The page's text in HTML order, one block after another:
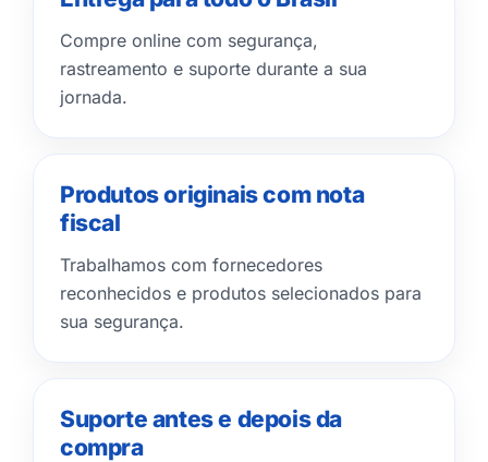
Compre online com segurança,
rastreamento e suporte durante a sua
jornada.
Produtos originais com nota
fiscal
Trabalhamos com fornecedores
reconhecidos e produtos selecionados para
sua segurança.
Suporte antes e depois da
compra